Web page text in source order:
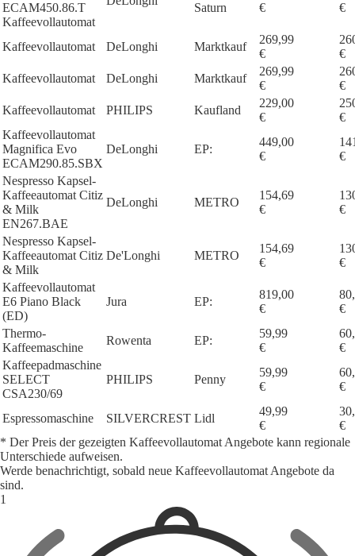
ECAM450.86.T
Kaffeevollautomat
Saturn
€
€
Kaffeevollautomat DeLonghi Marktkauf
269,99
€
€
Kaffeevollautomat
DeLonghi Marktkauf
269,99
€
€
Kaffeevollautomat
PHILIPS Kaufland
229,00
€
€
Kaffeevollautomat
Magnifica Evo
ECAM290.85.SBX
DeLonghi EP:
449,00
€
€
Nespresso Kapsel-
Kaffeeautomat Citiz
& Milk
EN267.BAE
DeLonghi METRO
154,69
€
€
Nespresso Kapsel-
Kaffeeautomat Citiz
& Milk
De'Longhi METRO
154,69
€
€
Kaffeevollautomat
E6 Piano Black
(ED)
Jura EP:
819,00
€
€
Thermo-
Kaffeemaschine
Rowenta EP:
59,99
€
€
Kaffeepadmaschine
SELECT
CSA230/69
PHILIPS Penny
59,99
€
€
Espressomaschine SILVERCREST Lidl
49,99
€
€
* Der Preis der gezeigten Kaffeevollautomat Angebote kann regionale
Unterschiede aufweisen.
Werde benachrichtigt, sobald neue Kaffeevollautomat Angebote da
sind.